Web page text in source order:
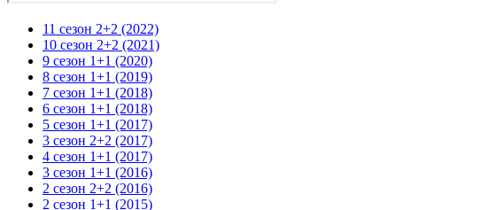
11 сезон 2+2 (2022)
10 сезон 2+2 (2021)
9 сезон 1+1 (2020)
8 сезон 1+1 (2019)
7 сезон 1+1 (2018)
6 сезон 1+1 (2018)
5 сезон 1+1 (2017)
3 сезон 2+2 (2017)
4 сезон 1+1 (2017)
3 сезон 1+1 (2016)
2 сезон 2+2 (2016)
2 сезон 1+1 (2015)